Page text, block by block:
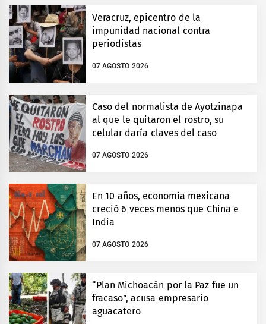
Veracruz, epicentro de la
impunidad nacional contra
periodistas
07 AGOSTO 2026
Caso del normalista de Ayotzinapa
al que le quitaron el rostro, su
celular daría claves del caso
07 AGOSTO 2026
En 10 años, economía mexicana
creció 6 veces menos que China e
India
07 AGOSTO 2026
“Plan Michoacán por la Paz fue un
fracaso”, acusa empresario
aguacatero